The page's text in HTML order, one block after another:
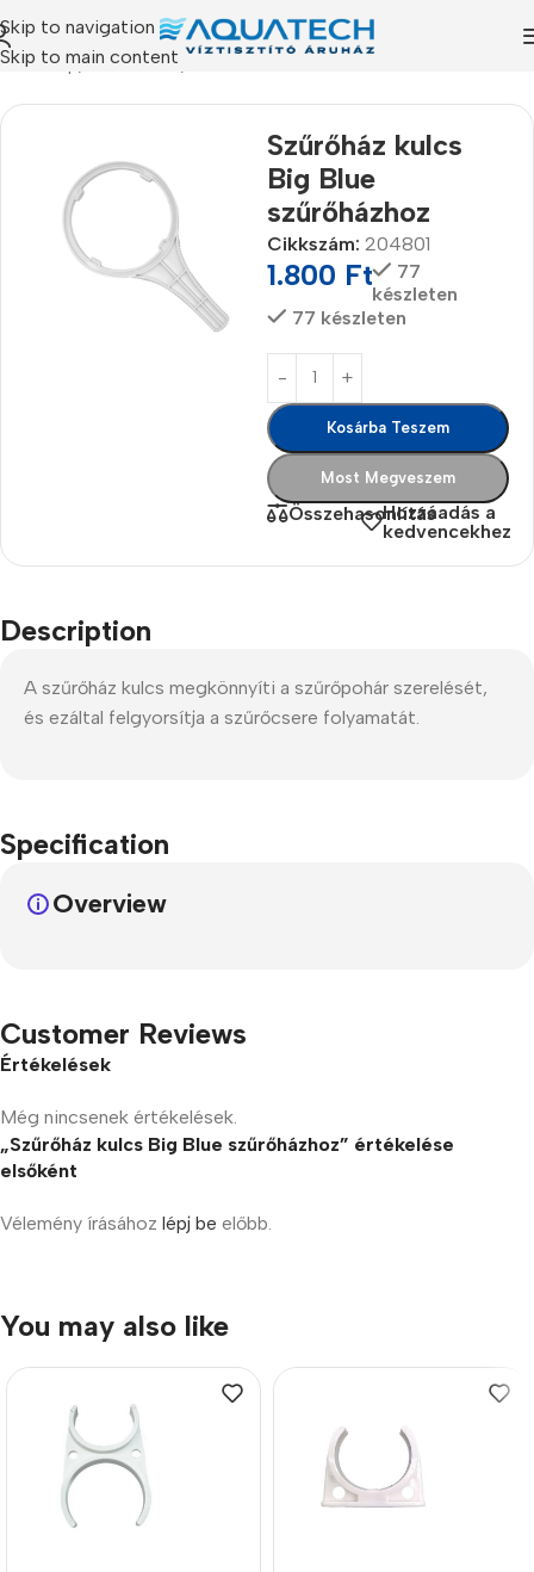
Skip to navigation
Skip to main content
Kezdőlap/Termékeink
Szűrőház kulcs
Big Blue
szűrőházhoz
Cikkszám: 204801
1.800 Ft
77
készleten
77 készleten
Kosárba Teszem
Most Megveszem
ÖsszehasonlításHozzáadás a
kedvencekhez
Description
A szűrőház kulcs megkönnyíti a szűrőpohár szerelését,
és ezáltal felgyorsítja a szűrőcsere folyamatát.
Specification
Overview
Customer Reviews
Értékelések
Még nincsenek értékelések.
„Szűrőház kulcs Big Blue szűrőházhoz” értékelése
elsőként
Vélemény írásához lépj be előbb.
You may also like